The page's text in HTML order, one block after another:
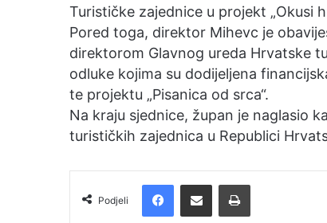
Turističke zajednice u projekt „Okusi
Pored toga, direktor Mihevc je
direktorom Glavnog ureda Hrvatske
odluke kojima su dodijeljena
te projektu „Pisanica od srca“.
Na kraju sjednice, župan je naglasio
turističkih zajednica u Republici
Podjeli